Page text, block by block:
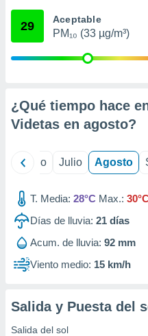
e
publicidad
1199
29 Aceptable
PM₁₀ (33 µg/m³)
¿Qué tiempo hace
Videtas en agosto?
Junio Julio Agosto
T. Media: 28°C Max.:
Días de lluvia: 21 días
Acum. de lluvia: 92 mm
Viento medio: 15 km/h
Salida y Puesta del
Salida del sol